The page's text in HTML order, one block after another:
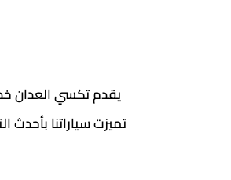
يقدم تكسي العدان
تميزت سياراتنا